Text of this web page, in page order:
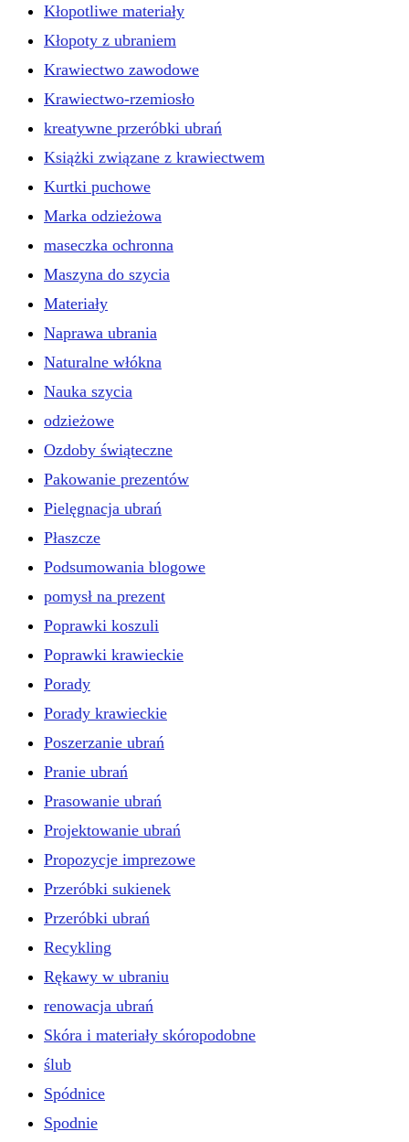
Kłopotliwe materiały
Kłopoty z ubraniem
Krawiectwo zawodowe
Krawiectwo-rzemiosło
kreatywne przeróbki ubrań
Książki związane z krawiectwem
Kurtki puchowe
Marka odzieżowa
maseczka ochronna
Maszyna do szycia
Materiały
Naprawa ubrania
Naturalne włókna
Nauka szycia
odzieżowe
Ozdoby świąteczne
Pakowanie prezentów
Pielęgnacja ubrań
Płaszcze
Podsumowania blogowe
pomysł na prezent
Poprawki koszuli
Poprawki krawieckie
Porady
Porady krawieckie
Poszerzanie ubrań
Pranie ubrań
Prasowanie ubrań
Projektowanie ubrań
Propozycje imprezowe
Przeróbki sukienek
Przeróbki ubrań
Recykling
Rękawy w ubraniu
renowacja ubrań
Skóra i materiały skóropodobne
ślub
Spódnice
Spodnie